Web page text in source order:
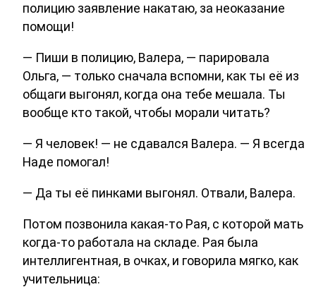
полицию заявление накатаю, за неоказание
помощи!
— Пиши в полицию, Валера, — парировала
Ольга, — только сначала вспомни, как ты её из
общаги выгонял, когда она тебе мешала. Ты
вообще кто такой, чтобы морали читать?
— Я человек! — не сдавался Валера. — Я всегда
Наде помогал!
— Да ты её пинками выгонял. Отвали, Валера.
Потом позвонила какая-то Рая, с которой мать
когда-то работала на складе. Рая была
интеллигентная, в очках, и говорила мягко, как
учительница: